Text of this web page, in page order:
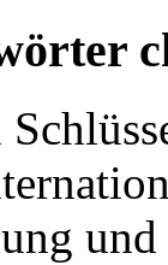
und